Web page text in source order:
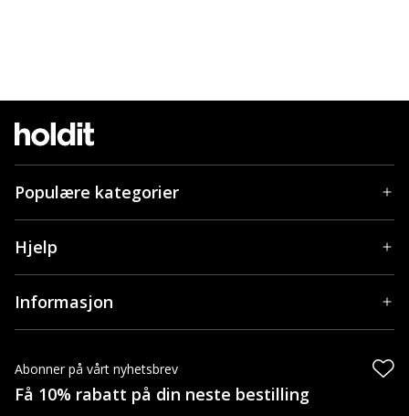
Populære kategorier
Hjelp
Informasjon
Abonner på vårt nyhetsbrev
Få 10% rabatt på din neste bestilling